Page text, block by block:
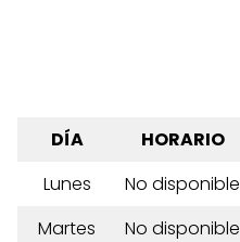
DÍA
HORARIO
Lunes
No disponible
Martes
No disponible